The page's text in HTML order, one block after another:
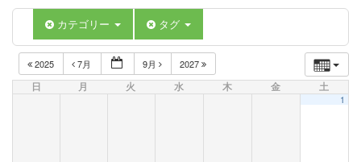
カテゴリー タグ
2025 7月 9月 2027
日 月 火 水 木 金 土
1